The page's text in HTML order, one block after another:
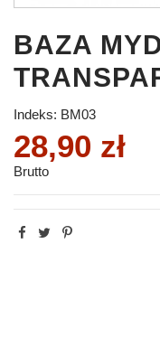
BAZA
Indeks: BM03
28,90 zł
Brutto